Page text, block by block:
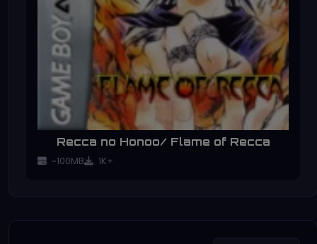
Recca no Honoo/ Flame of Recca
~100MB 1K+